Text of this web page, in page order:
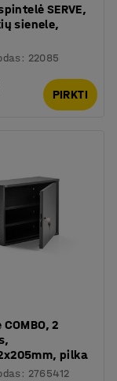
SERVE,
sienele,
: 22085
PIRKTI
2
pilka
: 2765412